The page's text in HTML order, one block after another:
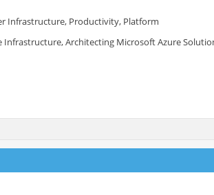
Infrastructure, Productivity, Platform
Architecting Microsoft Azure